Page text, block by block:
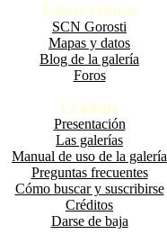
Enlaces externos
SCN Gorosti
Mapas y datos
Blog de la galería
Foros
La galería
Presentación
Las galerías
Manual de uso de la galería
Preguntas frecuentes
Cómo buscar y suscribirse
Créditos
Darse de baja